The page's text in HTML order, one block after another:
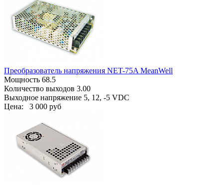
Преобразователь напряжения NET-75A MeanWell
Мощность 68.5
Количество выходов 3.00
Выходное напряжение 5, 12, -5 VDC
Цена: 3 000 руб